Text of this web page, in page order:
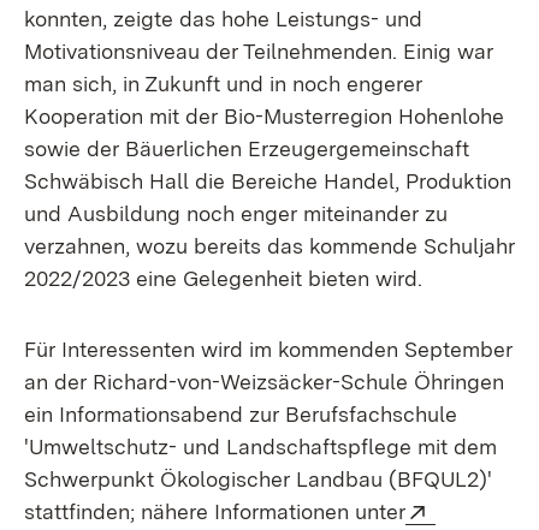
konnten, zeigte das hohe Leistungs- und
Motivationsniveau der Teilnehmenden. Einig war
man sich, in Zukunft und in noch engerer
Kooperation mit der Bio-Musterregion Hohenlohe
sowie der Bäuerlichen Erzeugergemeinschaft
Schwäbisch Hall die Bereiche Handel, Produktion
und Ausbildung noch enger miteinander zu
verzahnen, wozu bereits das kommende Schuljahr
2022/2023 eine Gelegenheit bieten wird.
Für Interessenten wird im kommenden September
an der Richard-von-Weizsäcker-Schule Öhringen
ein Informationsabend zur Berufsfachschule
'Umweltschutz- und Landschaftspflege mit dem
Schwerpunkt Ökologischer Landbau (BFQUL2)'
stattfinden; nähere Informationen unter